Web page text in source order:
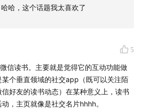
在阅读中的显现
者的参与让作品更完整
读者”看到彼此，更为鲜活
哈哈，这个话题我太喜欢了
5
信读书。主要就是觉得它的互动功能做
某个垂直领域的社交app（既可以关注陌
好友的读书动态）在某种意义上，读书
，主页就像是社交名片hhhh。